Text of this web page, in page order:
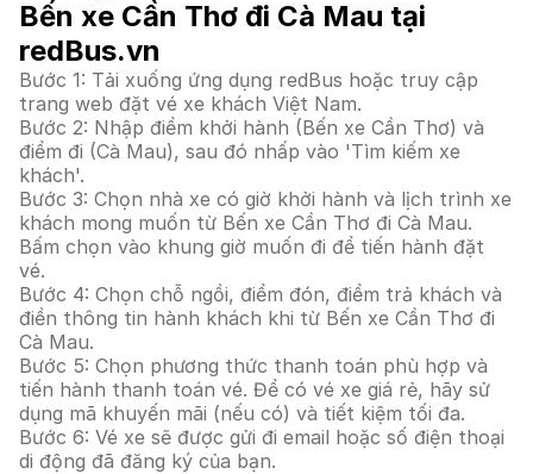
Bến xe Cần Thơ đi Cà Mau tại
redBus.vn
Bước 1: Tải xuống ứng dụng redBus hoặc truy cập
trang web đặt vé xe khách Việt Nam.
Bước 2: Nhập điểm khởi hành (Bến xe Cần Thơ) và
điểm đi (Cà Mau), sau đó nhấp vào 'Tìm kiếm xe
khách'.
Bước 3: Chọn nhà xe có giờ khởi hành và lịch trình xe
khách mong muốn từ Bến xe Cần Thơ đi Cà Mau.
Bấm chọn vào khung giờ muốn đi để tiến hành đặt
vé.
Bước 4: Chọn chỗ ngồi, điểm đón, điểm trả khách và
điền thông tin hành khách khi từ Bến xe Cần Thơ đi
Cà Mau.
Bước 5: Chọn phương thức thanh toán phù hợp và
tiến hành thanh toán vé. Để có vé xe giá rẻ, hãy sử
dụng mã khuyến mãi (nếu có) và tiết kiệm tối đa.
Bước 6: Vé xe sẽ được gửi đi email hoặc số điện thoại
di động đã đăng ký của bạn.